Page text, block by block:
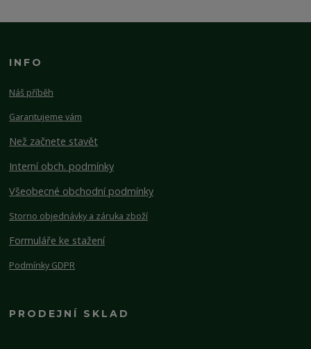
INFO
Náš příběh
Garantujeme vám
Než začnete stavět
Interní obch. podmínky
Všeobecné obchodní podmínky
Storno objednávky a záruka zboží
Formuláře ke stažení
Podmínky GDPR
PRODEJNÍ SKLAD